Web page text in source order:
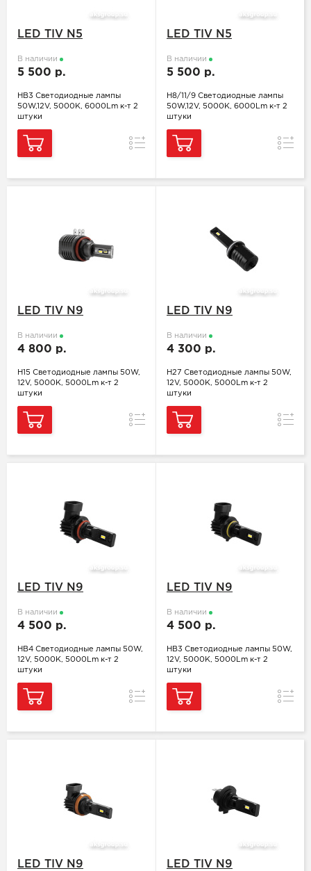
LED TIV N5
В наличии
5 500 р.
HB3 Светодиодные лампы
50W,12V, 5000K, 6000Lm к-т 2
штуки
Сравнение
LED TIV N5
В наличии
5 500 р.
H8/11/9 Светодиодные лампы
50W,12V, 5000K, 6000Lm к-т 2
штуки
LED TIV N9
В наличии
4 800 р.
H15 Светодиодные лампы 50W,
12V, 5000K, 5000Lm к-т 2
штуки
Сравнение
LED TIV N9
В наличии
4 300 р.
H27 Светодиодные лампы 50W,
12V, 5000K, 5000Lm к-т 2
штуки
LED TIV N9
В наличии
4 500 р.
HB4 Светодиодные лампы 50W,
12V, 5000K, 5000Lm к-т 2
штуки
Сравнение
LED TIV N9
В наличии
4 500 р.
HB3 Светодиодные лампы 50W,
12V, 5000K, 5000Lm к-т 2
штуки
LED TIV N9 LED TIV N9